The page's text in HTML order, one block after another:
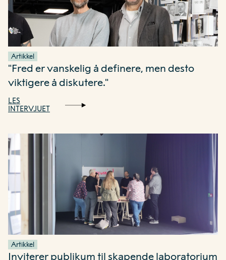
Artikkel
"Fred er vanskelig å definere, men desto
viktigere å diskutere."
LES
INTERVJUET
Artikkel
Inviterer publikum til skapende laboratorium